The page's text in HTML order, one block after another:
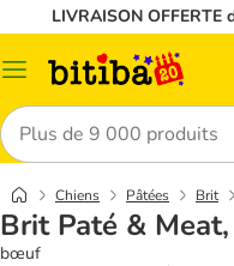
LIVRAISON
Menu
Rechercher
Chiens Pâtées Brit
Brit Paté &
bœuf